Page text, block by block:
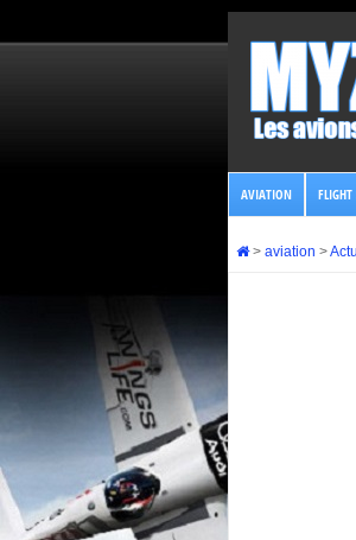
AVIATION
> aviation >